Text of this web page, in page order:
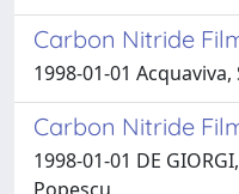
Carbon Nitride
1998-01-01
Carbon Nitride
1998-01-01 DE